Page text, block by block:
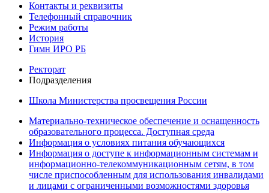
Контакты и реквизиты
Телефонный справочник
Режим работы
История
Гимн ИРО РБ
Ректорат
Подразделения
Школа Министерства просвещения России
Материально-техническое обеспечение и оснащенность
образовательного процесса. Доступная среда
Информация о условиях питания обучающихся
Информация о доступе к информационным системам и
информационно-телекоммуникационным сетям, в том
числе приспособленным для использования инвалидами
и лицами с ограниченными возможностями здоровья